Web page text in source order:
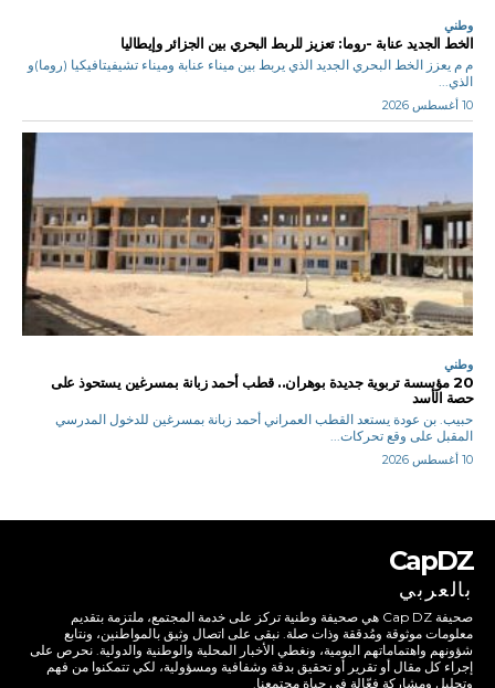
وطني
الخط الجديد عنابة -روما: تعزيز للربط البحري بين الجزائر وإيطاليا
م م يعزز الخط البحري الجديد الذي يربط بين ميناء عنابة وميناء تشيفيتافيكيا (روما)و
الذي...
10 أغسطس 2026
وطني
20 مؤسسة تربوية جديدة بوهران.. قطب أحمد زبانة بمسرغين يستحوذ على
حصة الأسد
حبيب. بن عودة يستعد القطب العمراني أحمد زبانة بمسرغين للدخول المدرسي
المقبل على وقع تحركات...
10 أغسطس 2026
CapDZ
بالعربي
صحيفة Cap DZ هي صحيفة وطنية تركز على خدمة المجتمع، ملتزمة بتقديم
معلومات موثوقة ومُدققة وذات صلة. نبقى على اتصال وثيق بالمواطنين، ونتابع
شؤونهم واهتماماتهم اليومية، ونغطي الأخبار المحلية والوطنية والدولية. نحرص على
إجراء كل مقال أو تقرير أو تحقيق بدقة وشفافية ومسؤولية، لكي تتمكنوا من فهم
وتحليل ومشاركة فعّالة في حياة مجتمعنا.